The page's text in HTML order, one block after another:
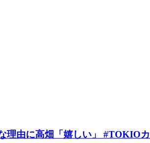
理由に高畑「嬉しい」 #TOKIO